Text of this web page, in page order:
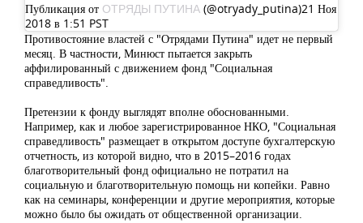
Публикация от ОТРЯДЫ ПУТИНА (@otryady_putina)21 Ноя
2018 в 1:51 PST
Противостояние властей с "Отрядами Путина" идет не первый
месяц. В частности, Минюст пытается закрыть
аффилированный с движением фонд "Социальная
справедливость".
Претензии к фонду выглядят вполне обоснованными.
Например, как и любое зарегистрированное НКО, "Социальная
справедливость" размещает в открытом доступе бухгалтерскую
отчетность, из которой видно, что в 2015–2016 годах
благотворительный фонд официально не потратил на
социальную и благотворительную помощь ни копейки. Равно
как на семинары, конференции и другие мероприятия, которые
можно было бы ожидать от общественной организации.